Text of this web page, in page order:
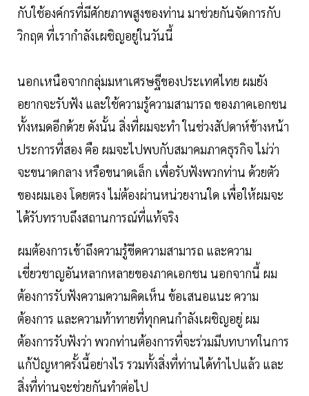
กับใช้องค์กรที่มีศักยภาพสูงของท่าน มาช่วยกันจัดการกับ
วิกฤต ที่เรากำลังเผชิญอยู่ในวันนี้
นอกเหนือจากกลุ่มมหาเศรษฐีของประเทศไทย ผมยัง
อยากจะรับฟัง และใช้ความรู้ความสามารถ ของภาคเอกชน
ทั้งหมดอีกด้วย ดังนั้น สิ่งที่ผมจะทำ ในช่วงสัปดาห์ข้างหน้า
ประการที่สอง คือ ผมจะไปพบกับสมาคมภาคธุรกิจ ไม่ว่า
จะขนาดกลาง หรือขนาดเล็ก เพื่อรับฟังพวกท่าน ด้วยตัว
ของผมเอง โดยตรง ไม่ต้องผ่านหน่วยงานใด เพื่อให้ผมจะ
ได้รับทราบถึงสถานการณ์ที่แท้จริง
ผมต้องการเข้าถึงความรู้ขีดความสามารถ และความ
เชี่ยวชาญอันหลากหลายของภาคเอกชน นอกจากนี้ ผม
ต้องการรับฟังความความคิดเห็น ข้อเสนอแนะ ความ
ต้องการ และความท้าทายที่ทุกคนกำลังเผชิญอยู่ ผม
ต้องการรับฟังว่า พวกท่านต้องการที่จะร่วมมีบทบาทในการ
แก้ปัญหาครั้งนี้อย่างไร รวมทั้งสิ่งที่ท่านได้ทำไปแล้ว และ
สิ่งที่ท่านจะช่วยกันทำต่อไป